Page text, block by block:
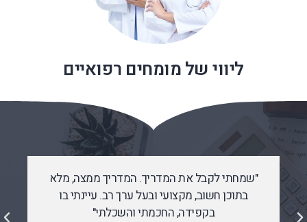
ליווי של מומחים רפואיים
המדריך ממצה, מלא
ערך רב. עיינתי בו
והשכלתי"
"שמחה שקיים מדריך
ההתנהלות. המצב אינו
שההסבר